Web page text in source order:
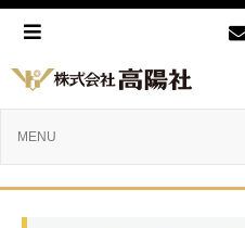
MENU